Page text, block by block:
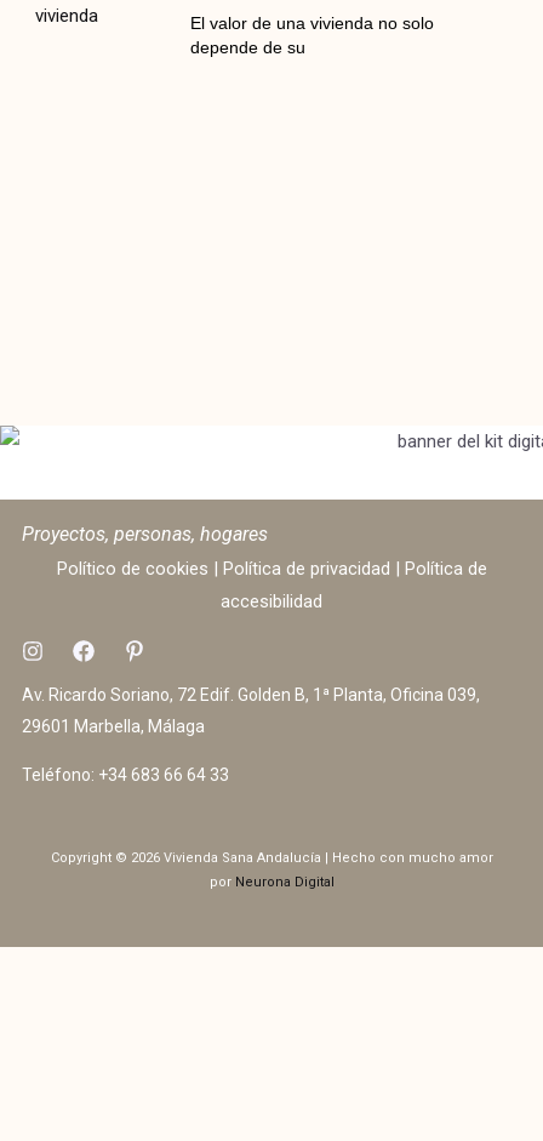
El valor de una vivienda no solo
depende de su
Proyectos, personas, hogares
Político de cookies | Política de privacidad | Política de
accesibilidad
Av. Ricardo Soriano, 72 Edif. Golden B, 1ª Planta, Oficina 039,
29601 Marbella, Málaga
Teléfono: +34 683 66 64 33
Copyright © 2026 Vivienda Sana Andalucía | Hecho con mucho amor
por Neurona Digital